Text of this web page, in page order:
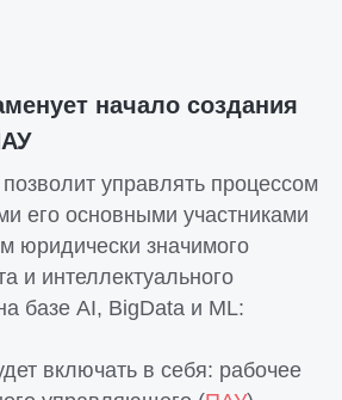
начало создания
управлять процессом
его основными участниками
юридически значимого
и интеллектуального
базе AI, BigData и ML:
включать в себя: рабочее